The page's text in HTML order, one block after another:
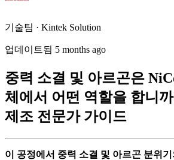
기술팀 · Kintek Solution
업데이트됨 5 months ago
중력 소결 및 아르곤은
체에서 어떤 역할을 합니
제조 전문가 가이드
이 공정에서 중력 소결 및 아르곤 분위